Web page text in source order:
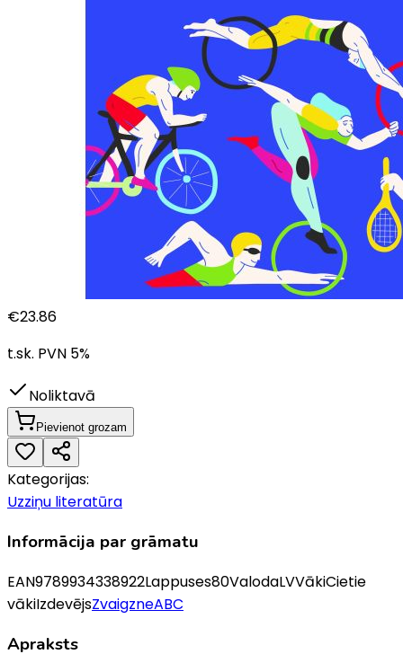
€23.86
t.sk. PVN 5%
Noliktavā
Pievienot grozam
Kategorijas:
Uzziņu literatūra
Informācija par grāmatu
EAN9789934338922Lappuses80ValodaLVVākiCietie
vākiIzdevējsZvaigzneABC
Apraksts